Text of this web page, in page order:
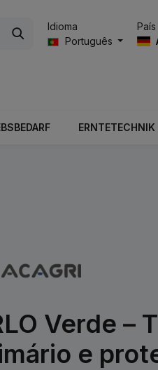
Idioma
Português
ERNTETECHNIK
Verde –
e